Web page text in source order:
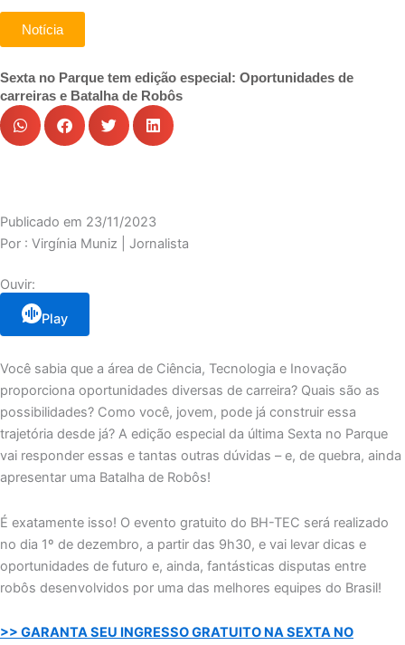
Notícia
Sexta no Parque tem edição especial: Oportunidades de
carreiras e Batalha de Robôs
Publicado em 23/11/2023
Por : Virgínia Muniz | Jornalista
Ouvir:
Play
Você sabia que a área de Ciência, Tecnologia e Inovação
proporciona oportunidades diversas de carreira? Quais são as
possibilidades? Como você, jovem, pode já construir essa
trajetória desde já? A edição especial da última Sexta no Parque
vai responder essas e tantas outras dúvidas – e, de quebra, ainda
apresentar uma Batalha de Robôs!
É exatamente isso! O evento gratuito do BH-TEC será realizado
no dia 1º de dezembro, a partir das 9h30, e vai levar dicas e
oportunidades de futuro e, ainda, fantásticas disputas entre
robôs desenvolvidos por uma das melhores equipes do Brasil!
>> GARANTA SEU INGRESSO GRATUITO NA SEXTA NO